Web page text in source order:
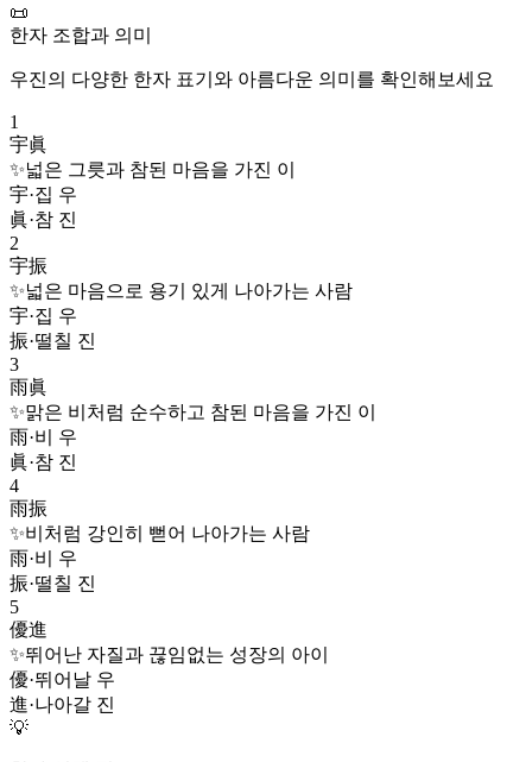
📜
한자 조합과 의미
우진의 다양한 한자 표기와 아름다운 의미를 확인해보세요
1
宇眞
✨넓은 그릇과 참된 마음을 가진 이
宇·집 우
眞·참 진
2
宇振
✨넓은 마음으로 용기 있게 나아가는 사람
宇·집 우
振·떨칠 진
3
雨眞
✨맑은 비처럼 순수하고 참된 마음을 가진 이
雨·비 우
眞·참 진
4
雨振
✨비처럼 강인히 뻗어 나아가는 사람
雨·비 우
振·떨칠 진
5
優進
✨뛰어난 자질과 끊임없는 성장의 아이
優·뛰어날 우
進·나아갈 진
💡